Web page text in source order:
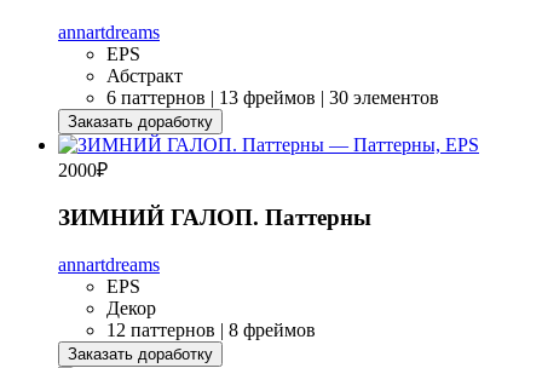
annartdreams
EPS
Абстракт
6 паттернов | 13 фреймов | 30 элементов
Заказать доработку
2000₽
ЗИМНИЙ ГАЛОП. Паттерны
annartdreams
EPS
Декор
12 паттернов | 8 фреймов
Заказать доработку